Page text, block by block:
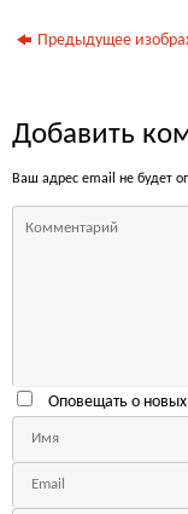
Предыдущее
Добавить
Ваш адрес email не будет
Оповещать о